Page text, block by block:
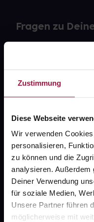
Zustimmung
Diese Webseite
Wir verwenden
personalisieren,
zu können und die
analysieren. Außerdem
Deiner Verwendung
für soziale Medien,
Unsere Partner führen
möglicherweise mit
Fragen zu
gesund.de
Über uns
Karriere
Newsletter